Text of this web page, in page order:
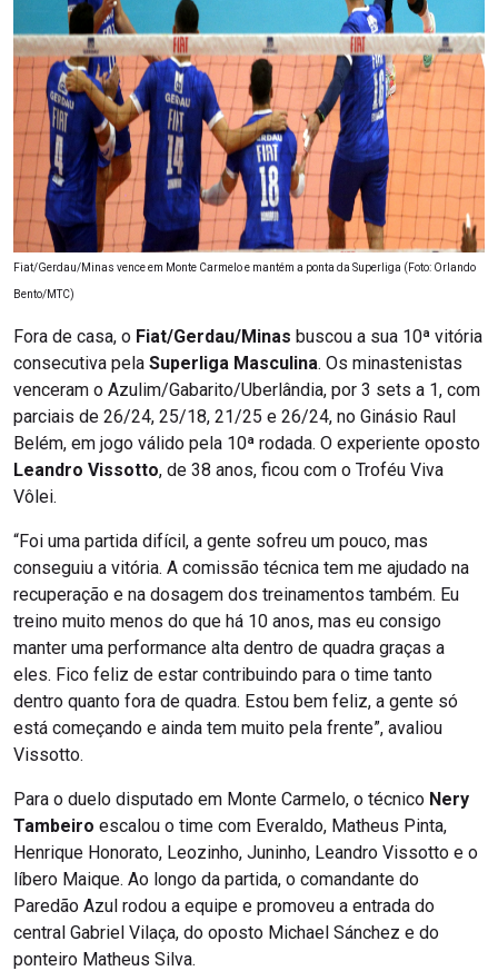
Fiat/Gerdau/Minas vence em Monte Carmelo e mantém a ponta da Superliga (Foto: Orlando
Bento/MTC)
Fora de casa, o Fiat/Gerdau/Minas buscou a sua 10ª vitória
consecutiva pela Superliga Masculina. Os minastenistas
venceram o Azulim/Gabarito/Uberlândia, por 3 sets a 1, com
parciais de 26/24, 25/18, 21/25 e 26/24, no Ginásio Raul
Belém, em jogo válido pela 10ª rodada. O experiente oposto
Leandro Vissotto, de 38 anos, ficou com o Troféu Viva
Vôlei.
“Foi uma partida difícil, a gente sofreu um pouco, mas
conseguiu a vitória. A comissão técnica tem me ajudado na
recuperação e na dosagem dos treinamentos também. Eu
treino muito menos do que há 10 anos, mas eu consigo
manter uma performance alta dentro de quadra graças a
eles. Fico feliz de estar contribuindo para o time tanto
dentro quanto fora de quadra. Estou bem feliz, a gente só
está começando e ainda tem muito pela frente”, avaliou
Vissotto.
Para o duelo disputado em Monte Carmelo, o técnico Nery
Tambeiro escalou o time com Everaldo, Matheus Pinta,
Henrique Honorato, Leozinho, Juninho, Leandro Vissotto e o
líbero Maique. Ao longo da partida, o comandante do
Paredão Azul rodou a equipe e promoveu a entrada do
central Gabriel Vilaça, do oposto Michael Sánchez e do
ponteiro Matheus Silva.